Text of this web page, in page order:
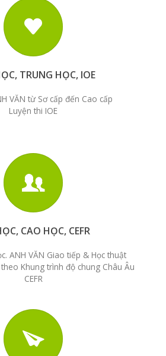
TRUNG HỌC, IOE
VĂN từ Sơ cấp đến Cao cấp
Luyện thi IOE
CAO HỌC, CEFR
ANH VĂN Giao tiếp & Học thuật
Khung trình độ chung Châu Âu
CEFR